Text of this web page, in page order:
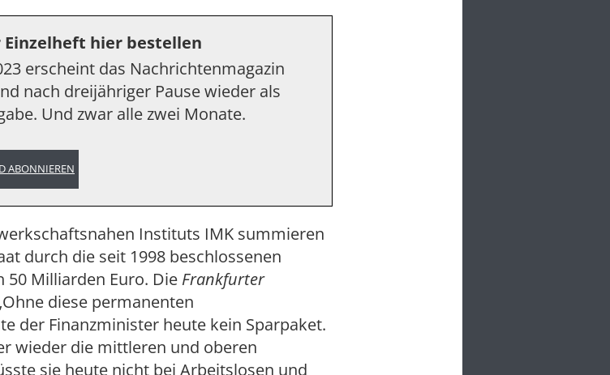
Einzelheft hier bestellen
erscheint das Nachrichtenmagazin
nach dreijähriger Pause wieder als
Und zwar alle zwei Monate.
ABONNIEREN
Instituts IMK summieren
durch die seit 1998 beschlossenen
Milliarden Euro. Die Frankfurter
diese permanenten
der Finanzminister heute kein Sparpaket.
wieder die mittleren und oberen
sie heute nicht bei Arbeitslosen und